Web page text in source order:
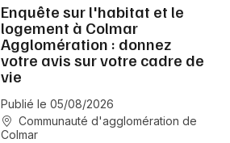
Enquête sur l'habitat et le
logement à Colmar
Agglomération : donnez
votre avis sur votre cadre de
vie
Publié le 05/08/2026
Communauté d'agglomération de
Colmar